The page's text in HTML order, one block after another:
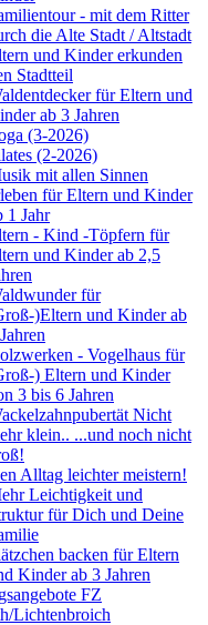
- mit dem Ritter
die Alte Stadt / Altstadt
und Kinder erkunden
Stadtteil
für Eltern und
ab 3 Jahren
(3-2026)
(2-2026)
mit allen Sinnen
für Eltern und Kinder
1 Jahr
- Kind -Töpfern für
und Kinder ab 2,5
für
)Eltern und Kinder ab
- Vogelhaus für
) Eltern und Kinder
3 bis 6 Jahren
Nicht
klein.. ...und noch nicht
Alltag leichter meistern!
Leichtigkeit und
für Dich und Deine
backen für Eltern
Kinder ab 3 Jahren
FZ
Lichtenbroich